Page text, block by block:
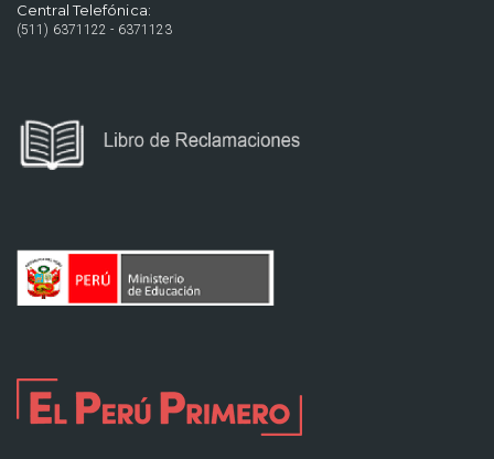
Central Telefónica:
(511) 6371122 - 6371123